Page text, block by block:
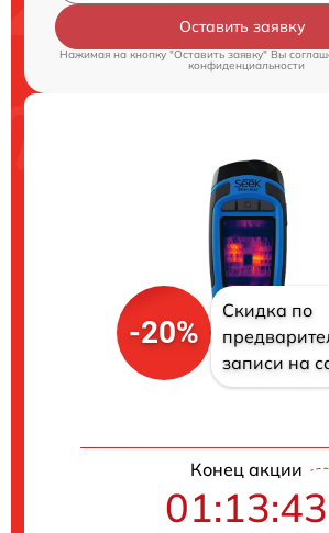
Оставить заявку
Нажимая на кнопку "Оставить заявку" Вы
конфиденциальности
-20%
Скидка по
записи на
Конец акции
01:13:42